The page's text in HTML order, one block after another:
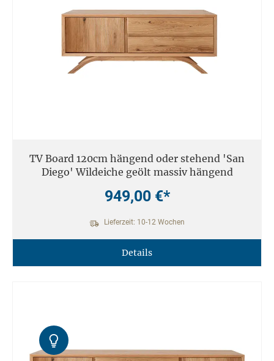
TV Board 120cm hängend oder stehend 'San
Diego' Wildeiche geölt massiv hängend
949,00 €*
Lieferzeit: 10-12 Wochen
Details
Kontrast